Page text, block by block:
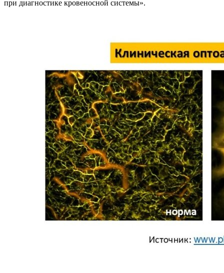
при диагностике кровеносной системы».